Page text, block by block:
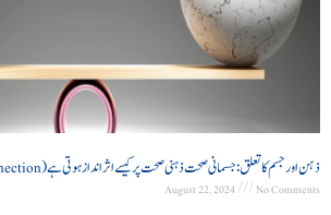
ذہن اور جسم کا تعلق: جسمانی صحت ذہنی صحت پر کیسے اثر انداز ہوتی ہے (Mind-Body Connection)
August 22, 2024 No Comments